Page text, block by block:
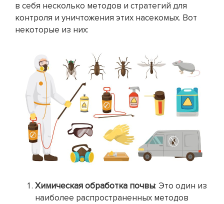
в себя несколько методов и стратегий для
контроля и уничтожения этих насекомых. Вот
некоторые из них:
Химическая обработка почвы: Это один из
наиболее распространенных методов